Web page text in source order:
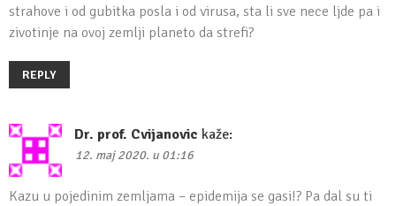
strahove i od gubitka posla i od virusa, sta li sve nece ljde pa i
zivotinje na ovoj zemlji planeto da strefi?
REPLY
Dr. prof. Cvijanovic kaže:
12. maj 2020. u 01:16
Kazu u pojedinim zemljama – epidemija se gasi!? Pa dal su ti